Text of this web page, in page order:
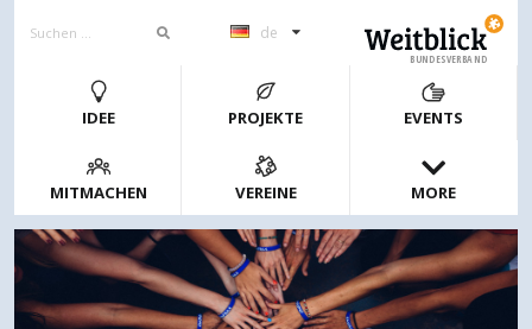
de
BUNDESVERBAND
IDEE PROJEKTE EVENTS
MITMACHEN VEREINE MORE